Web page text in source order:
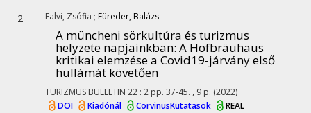
2 Falvi, Zsófia ; Füreder, Balázs
A müncheni sörkultúra és turizmus
helyzete napjainkban: A Hofbräuhaus
kritikai elemzése a Covid19-járvány első
hullámát követően
TURIZMUS BULLETIN 22 : 2 pp. 37-45. , 9 p. (2022)
DOI
Kiadónál CorvinusKutatasok
REAL